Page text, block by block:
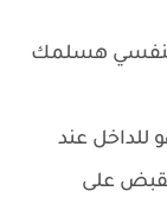
بنفسي هسلمك
للداخل عند
على